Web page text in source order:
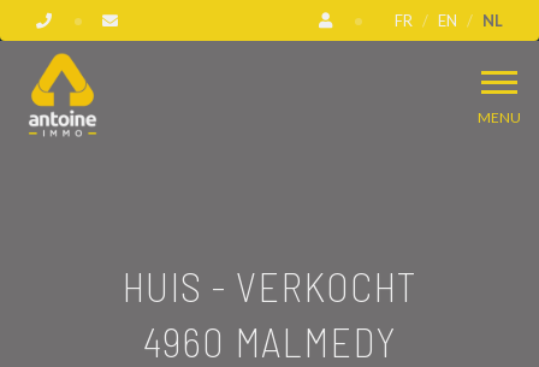
FR EN NL
MENU
HUIS - VERKOCHT
4960 MALMEDY